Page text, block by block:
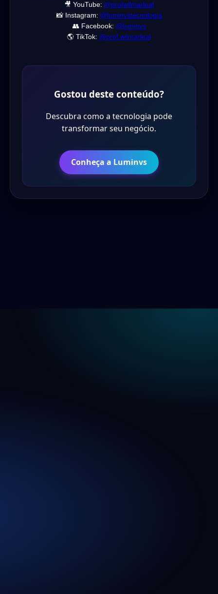
🎥 YouTube: @profwilmarleal
📸 Instagram: @luminvstecnologia
👥 Facebook: @luminvs
🌎 TikTok: @prof.wilmarleal
Gostou deste conteúdo?
Descubra como a tecnologia pode
transformar seu negócio.
Conheça a Luminvs